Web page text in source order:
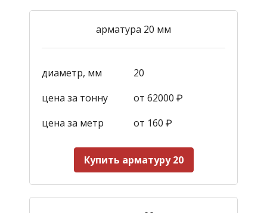
арматура 20 мм
диаметр, мм
20
цена за тонну
от 62000 ₽
цена за метр
от 160 ₽
Купить арматуру 20